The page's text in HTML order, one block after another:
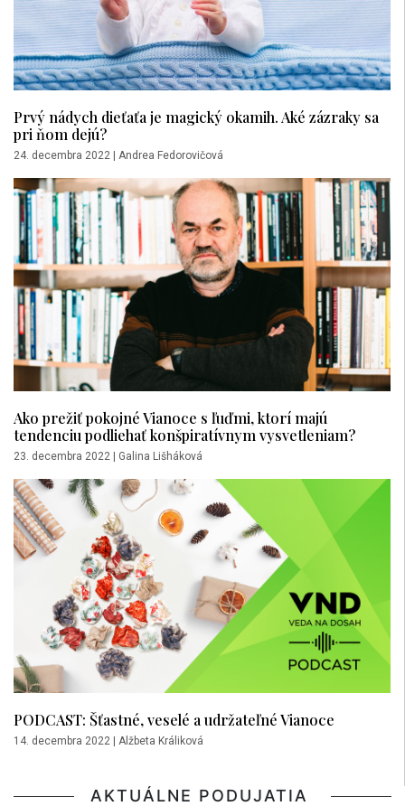
Prvý nádych dieťaťa je magický okamih. Aké zázraky sa
pri ňom dejú?
24. decembra 2022 Andrea Fedorovičová
Ako prežiť pokojné Vianoce s ľuďmi, ktorí majú
tendenciu podliehať konšpiratívnym vysvetleniam?
23. decembra 2022 Galina Lišháková
PODCAST: Šťastné, veselé a udržateľné Vianoce
14. decembra 2022 | Alžbeta Králiková
AKTUÁLNE PODUJATIA